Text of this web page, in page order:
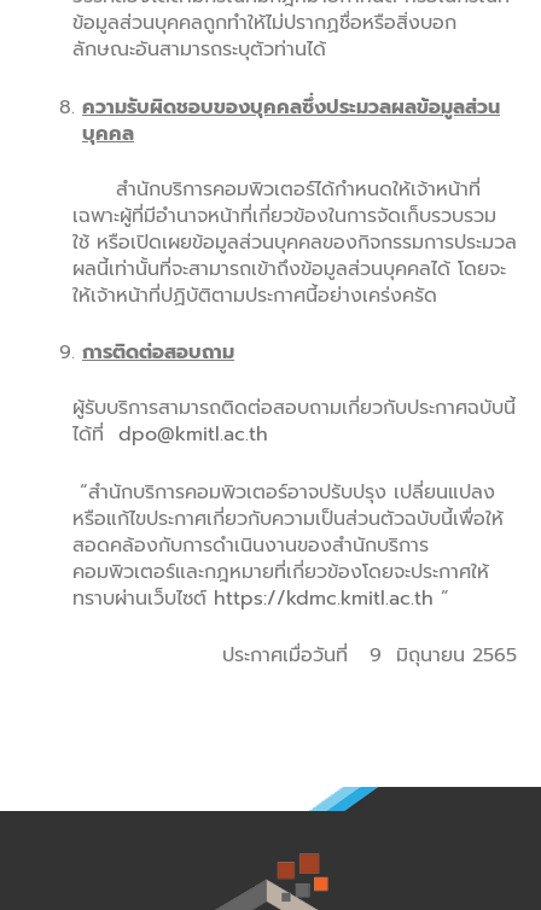
ข้อมูลส่วนบุคคลถูกทำให้ไม่ปรากฏชื่อหรือสิ่งบอก
ลักษณะอันสามารถระบุตัวท่านได้
ความรับผิดชอบของบุคคลซึ่งประมวลผลข้อมูลส่วน
บุคคล
สำนักบริการคอมพิวเตอร์ได้กำหนดให้เจ้าหน้าที่
เฉพาะผู้ที่มีอำนาจหน้าที่เกี่ยวข้องในการจัดเก็บรวบรวม
ใช้ หรือเปิดเผยข้อมูลส่วนบุคคลของกิจกรรมการประมวล
ผลนี้เท่านั้นที่จะสามารถเข้าถึงข้อมูลส่วนบุคคลได้ โดยจะ
ให้เจ้าหน้าที่ปฏิบัติตามประกาศนี้อย่างเคร่งครัด
การติดต่อสอบถาม
ผู้รับบริการสามารถติดต่อสอบถามเกี่ยวกับประกาศฉบับนี้
ได้ที่ dpo@kmitl.ac.th
“สำนักบริการคอมพิวเตอร์อาจปรับปรุง เปลี่ยนแปลง
หรือแก้ไขประกาศเกี่ยวกับความเป็นส่วนตัวฉบับนี้เพื่อให้
สอดคล้องกับการดำเนินงานของสำนักบริการ
คอมพิวเตอร์และกฎหมายที่เกี่ยวข้องโดยจะประกาศให้
ทราบผ่านเว็บไซต์ https://kdmc.kmitl.ac.th ”
ประกาศเมื่อวันที่ 9 มิถุนายน 2565